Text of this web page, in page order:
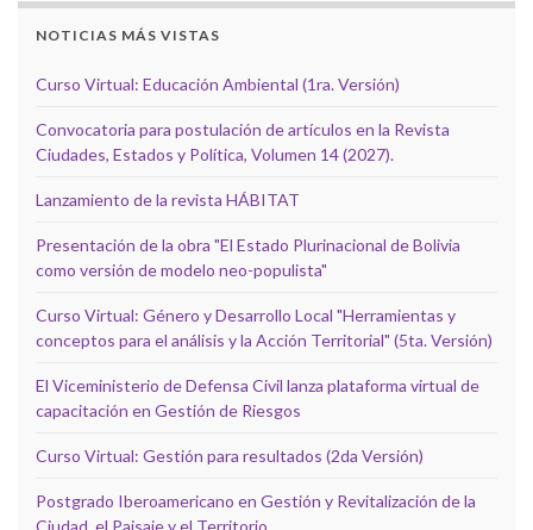
NOTICIAS MÁS VISTAS
Curso Virtual: Educación Ambiental (1ra. Versión)
Convocatoria para postulación de artículos en la Revista
Ciudades, Estados y Política, Volumen 14 (2027).
Lanzamiento de la revista HÁBITAT
Presentación de la obra "El Estado Plurinacional de Bolivia
como versión de modelo neo-populista"
Curso Virtual: Género y Desarrollo Local "Herramientas y
conceptos para el análisis y la Acción Territorial" (5ta. Versión)
El Viceministerio de Defensa Civil lanza plataforma virtual de
capacitación en Gestión de Riesgos
Curso Virtual: Gestión para resultados (2da Versión)
Postgrado Iberoamericano en Gestión y Revitalización de la